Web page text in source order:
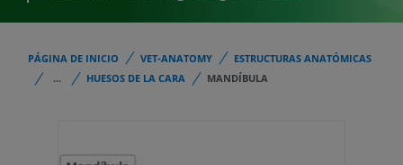
PÁGINA DE INICIO VET-ANATOMY
ESTRUCTURAS ANATÓMICAS
...
HUESOS DE LA CARA MANDÍBULA